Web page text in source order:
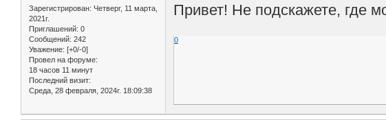
Зарегистрирован: Четверг, 11 марта,
2021г.
Приглашений: 0
Сообщений: 242
Уважение: [+0/-0]
Провел на форуме:
18 часов 11 минут
Последний визит:
Среда, 28 февраля, 2024г. 18:09:38
Привет! Не подскажете, где
0